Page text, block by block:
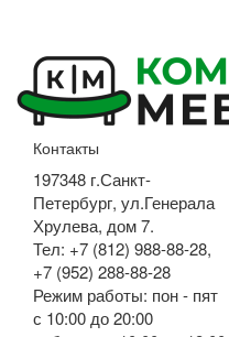
Контакты
197348 г.Санкт-
Петербург, ул.Генерала
Хрулева, дом 7.
Тел: +7 (812) 988-88-28,
+7 (952) 288-88-28
Режим работы: пон - пят
с 10:00 до 20:00